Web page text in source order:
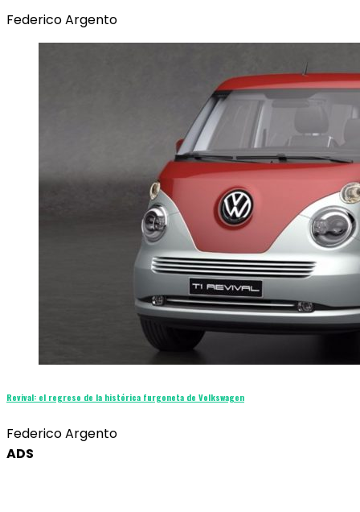
Federico Argento
Revival: el regreso de la histórica furgoneta de Volkswagen
Federico Argento
ADS